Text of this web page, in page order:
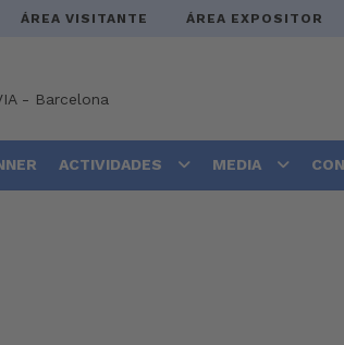
ÁREA VISITANTE ÁREA EXPOSITOR
- Barcelona
ACTIVIDADES MEDIA